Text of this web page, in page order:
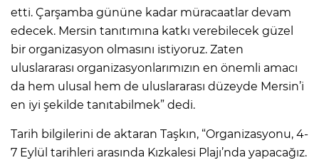
etti. Çarşamba gününe kadar müracaatlar devam
edecek. Mersin tanıtımına katkı verebilecek güzel
bir organizasyon olmasını istiyoruz. Zaten
uluslararası organizasyonlarımızın en önemli amacı
da hem ulusal hem de uluslararası düzeyde Mersin’i
en iyi şekilde tanıtabilmek” dedi.
Tarih bilgilerini de aktaran Taşkın, “Organizasyonu, 4-
7 Eylül tarihleri arasında Kızkalesi Plajı’nda yapacağız.